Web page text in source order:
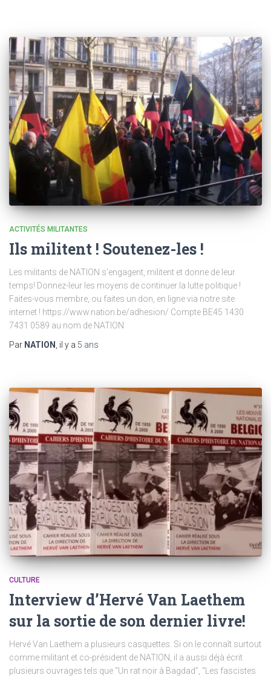
ACTIVITÉS MILITANTES
Ils militent ! Soutenez-les !
Les militants de NATION s’engagent, militent et donne de leur
temps! Donnez-leur les moyens de continuer la lutte politique !
Faites-vous membre, ou faites un don, en ligne via notre site
internet ! https://www.nation.be/adhesion/​​​​​​​ Compte BE45 1430
7431 0589 au nom de NATION
Par NATION , il y a 5 ans
CULTURE
Interview d’Hervé Van Laethem
sur la sortie de son dernier livre!
Hervé Van Laethem a plusieurs casquettes. Si on le connaît surtout
comme militant et co-président de NATION, il a aussi déjà écrit
plusieurs ouvrages tels que “Un rat noir à Bagdad”, “Les fascistes